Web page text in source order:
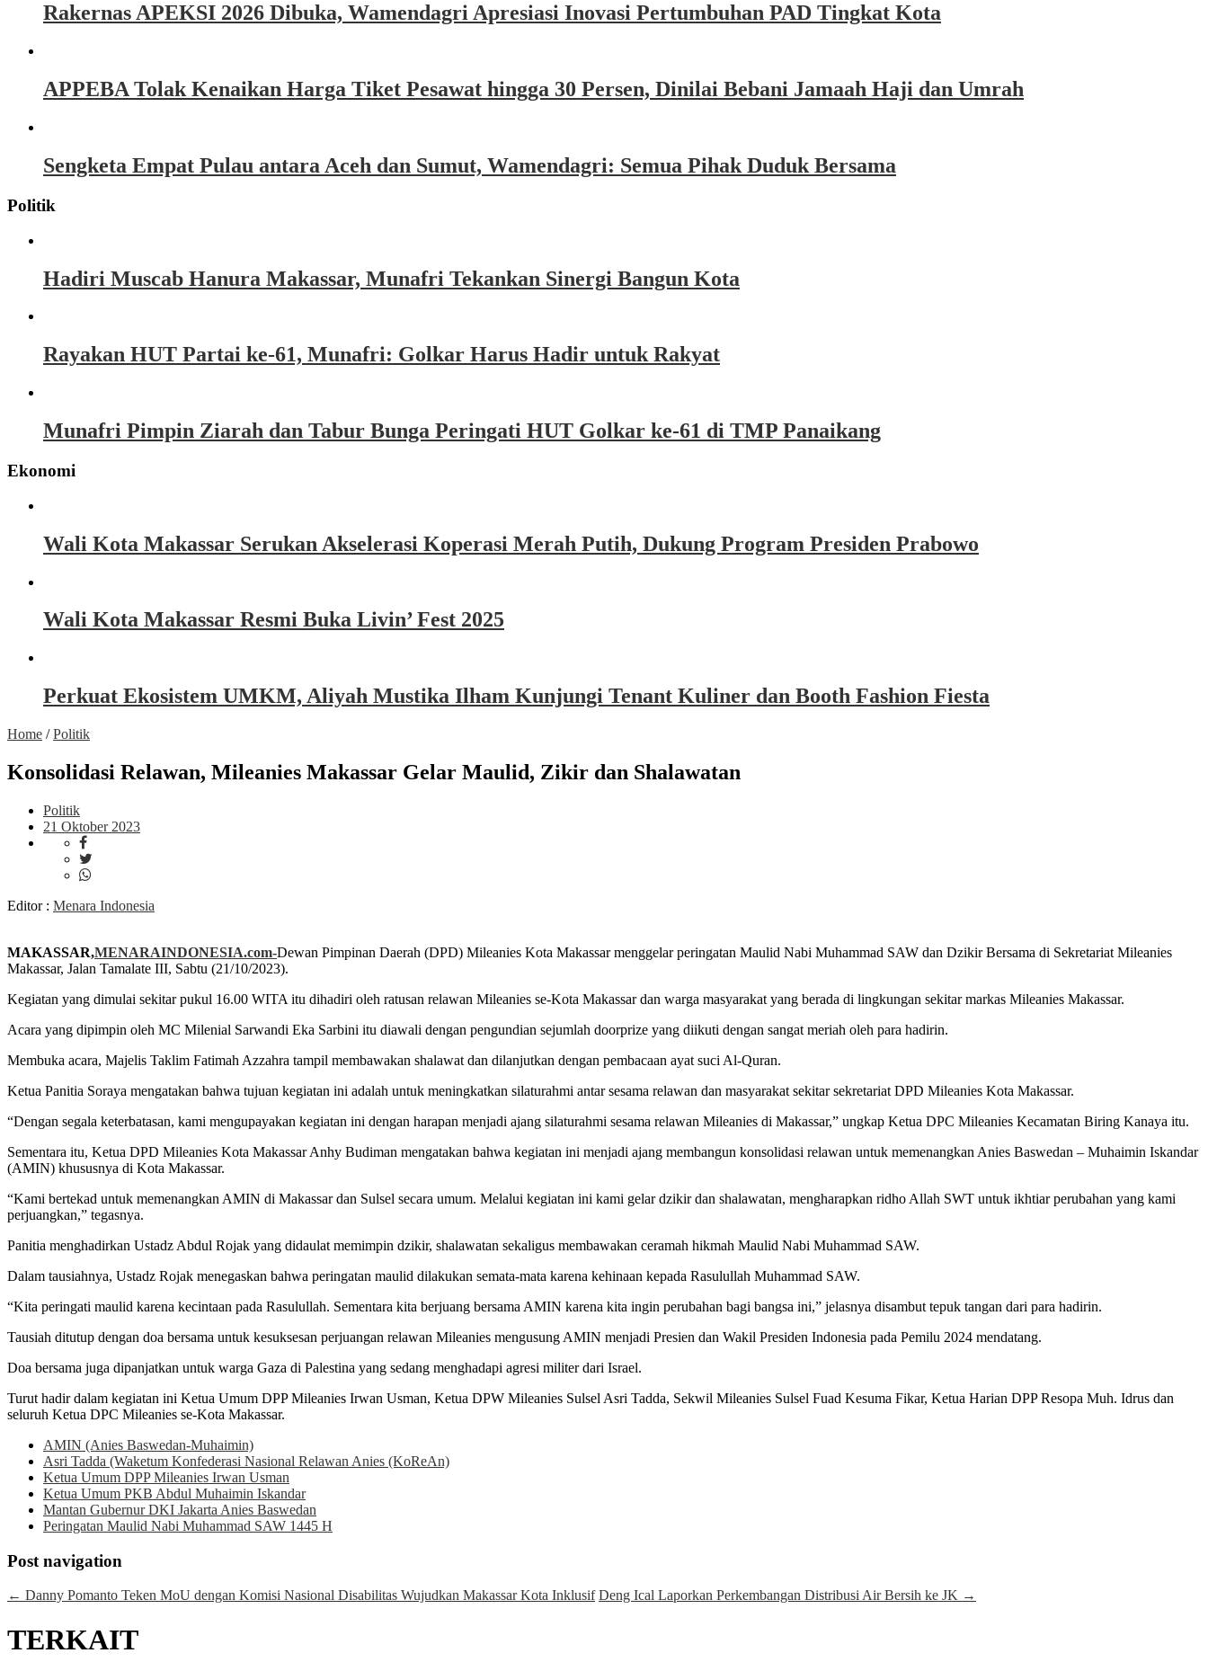
Rakernas APEKSI 2026 Dibuka, Wamendagri Apresiasi Inovasi Pertumbuhan PAD Tingkat Kota
APPEBA Tolak Kenaikan Harga Tiket Pesawat hingga 30 Persen, Dinilai Bebani Jamaah Haji dan Umrah
Sengketa Empat Pulau antara Aceh dan Sumut, Wamendagri: Semua Pihak Duduk Bersama
Politik
Hadiri Muscab Hanura Makassar, Munafri Tekankan Sinergi Bangun Kota
Rayakan HUT Partai ke-61, Munafri: Golkar Harus Hadir untuk Rakyat
Munafri Pimpin Ziarah dan Tabur Bunga Peringati HUT Golkar ke-61 di TMP Panaikang
Ekonomi
Wali Kota Makassar Serukan Akselerasi Koperasi Merah Putih, Dukung Program Presiden Prabowo
Wali Kota Makassar Resmi Buka Livin’ Fest 2025
Perkuat Ekosistem UMKM, Aliyah Mustika Ilham Kunjungi Tenant Kuliner dan Booth Fashion Fiesta
Home /Politik
Konsolidasi Relawan, Mileanies Makassar Gelar Maulid, Zikir dan Shalawatan
Politik
21 Oktober 2023
Editor : Menara Indonesia
MAKASSAR,MENARAINDONESIA.com-Dewan Pimpinan Daerah (DPD) Mileanies Kota Makassar menggelar peringatan Maulid Nabi Muhammad SAW dan Dzikir Bersama di Sekretariat Mileanies
Makassar, Jalan Tamalate III, Sabtu (21/10/2023).
Kegiatan yang dimulai sekitar pukul 16.00 WITA itu dihadiri oleh ratusan relawan Mileanies se-Kota Makassar dan warga masyarakat yang berada di lingkungan sekitar markas Mileanies Makassar.
Acara yang dipimpin oleh MC Milenial Sarwandi Eka Sarbini itu diawali dengan pengundian sejumlah doorprize yang diikuti dengan sangat meriah oleh para hadirin.
Membuka acara, Majelis Taklim Fatimah Azzahra tampil membawakan shalawat dan dilanjutkan dengan pembacaan ayat suci Al-Quran.
Ketua Panitia Soraya mengatakan bahwa tujuan kegiatan ini adalah untuk meningkatkan silaturahmi antar sesama relawan dan masyarakat sekitar sekretariat DPD Mileanies Kota Makassar.
“Dengan segala keterbatasan, kami mengupayakan kegiatan ini dengan harapan menjadi ajang silaturahmi sesama relawan Mileanies di Makassar,” ungkap Ketua DPC Mileanies Kecamatan Biring Kanaya itu.
Sementara itu, Ketua DPD Mileanies Kota Makassar Anhy Budiman mengatakan bahwa kegiatan ini menjadi ajang membangun konsolidasi relawan untuk memenangkan Anies Baswedan – Muhaimin Iskandar
(AMIN) khususnya di Kota Makassar.
“Kami bertekad untuk memenangkan AMIN di Makassar dan Sulsel secara umum. Melalui kegiatan ini kami gelar dzikir dan shalawatan, mengharapkan ridho Allah SWT untuk ikhtiar perubahan yang kami
perjuangkan,” tegasnya.
Panitia menghadirkan Ustadz Abdul Rojak yang didaulat memimpin dzikir, shalawatan sekaligus membawakan ceramah hikmah Maulid Nabi Muhammad SAW.
Dalam tausiahnya, Ustadz Rojak menegaskan bahwa peringatan maulid dilakukan semata-mata karena kehinaan kepada Rasulullah Muhammad SAW.
“Kita peringati maulid karena kecintaan pada Rasulullah. Sementara kita berjuang bersama AMIN karena kita ingin perubahan bagi bangsa ini,” jelasnya disambut tepuk tangan dari para hadirin.
Tausiah ditutup dengan doa bersama untuk kesuksesan perjuangan relawan Mileanies mengusung AMIN menjadi Presien dan Wakil Presiden Indonesia pada Pemilu 2024 mendatang.
Doa bersama juga dipanjatkan untuk warga Gaza di Palestina yang sedang menghadapi agresi militer dari Israel.
Turut hadir dalam kegiatan ini Ketua Umum DPP Mileanies Irwan Usman, Ketua DPW Mileanies Sulsel Asri Tadda, Sekwil Mileanies Sulsel Fuad Kesuma Fikar, Ketua Harian DPP Resopa Muh. Idrus dan
seluruh Ketua DPC Mileanies se-Kota Makassar.
AMIN (Anies Baswedan-Muhaimin)
Asri Tadda (Waketum Konfederasi Nasional Relawan Anies (KoReAn)
Ketua Umum DPP Mileanies Irwan Usman
Ketua Umum PKB Abdul Muhaimin Iskandar
Mantan Gubernur DKI Jakarta Anies Baswedan
Peringatan Maulid Nabi Muhammad SAW 1445 H
Post navigation
← Danny Pomanto Teken MoU dengan Komisi Nasional Disabilitas Wujudkan Makassar Kota Inklusif Deng Ical Laporkan Perkembangan Distribusi Air Bersih ke JK →
TERKAIT